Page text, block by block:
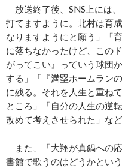
放送終了後、SNS上には
打てますように。北村は育
なりますようにと願う」「
に落ちなかったけど、この
がってこい』っていう球団
する」「『満塁ホームラン
に残る。それを人生と重ね
ところ」「自分の人生の逆
改めて考えさせられた」な
また、「大翔が真鍋への
書館で歌うのはどうかとい